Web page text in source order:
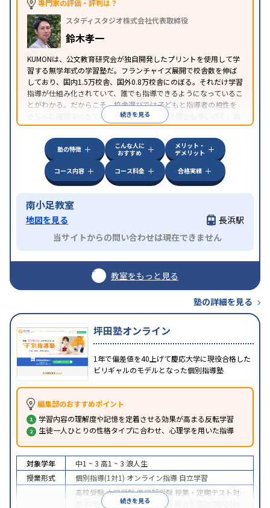
専門家の評価・評判は？
スタディスタジオ株式会社代表取締役
鈴木孝一
KUMONは、公文教育研究会が独自開発したプリントを使用して学
習する無学年式の学習塾だ。フランチャイズ展開で校舎数を伸ば
しており、国内1.5万校舎、国外0.8万校舎にのぼる。それだけ学習
指導が仕組み化されていて、誰でも指導できるようになっているこ
とがわかる。だからこそ、校舎選びでは子どもと指導者の相性を
きちんと確認すべきである。近所に2校舎ある場合も多いので、両
方見学してみることをオススメする。
続きを見る
塾の特徴
こんな人に
おすすめ
メリット・
デメリット
コース内容
コース料金 合格実績
南小足教室
地図を見る
長浜駅
当サイトからの問い合わせは現在できません
教室をもっと見る
塾の詳細を見る
坪田塾オンライン
1年で偏差値を40上げて慶応大学に現役合格した
ビリギャルのモデルとなった個別指導塾
編集部のおすすめポイント
学習内容の理解度や記憶を定着させる効果が高まる反転学習
生徒一人ひとりの性格タイプに合わせ、心理学を用いた指導
続きを見る
対象学年 中1 ~ 3 高1 ~ 3 浪人生
授業形式
個別指導(1対1) オンライン指導 自立学習
高校受験大学受験医学部受験 授業・定期テスト対
内申点対策学習習慣の定着